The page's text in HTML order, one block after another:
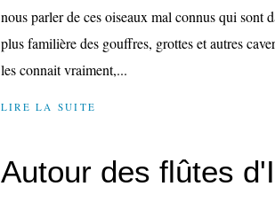
nous parler de ces oiseaux mal connus qui sont
plus familière des gouffres, grottes et autres
les connait vraiment,...
LIRE LA SUITE
Autour des flûtes